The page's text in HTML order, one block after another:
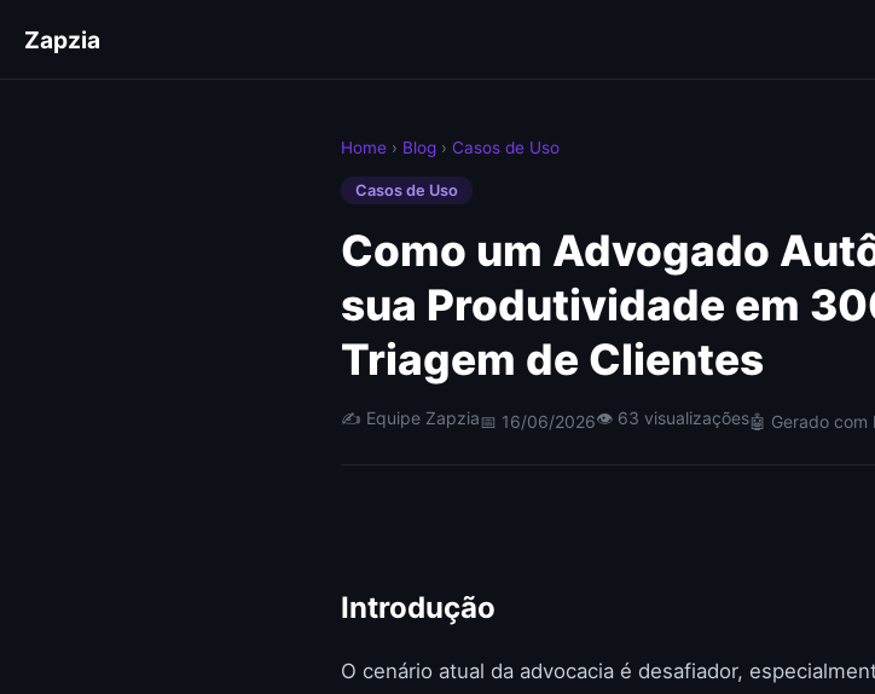
Zapzia
Home › Blog › Casos de Uso
Casos de Uso
Como um Advogado
sua Produtividade em
Triagem de Clientes
✍️ Equipe Zapzia📅 16/06/2026👁 63 visualizações🤖 Gerado com
Introdução
O cenário atual da advocacia é desafiador,